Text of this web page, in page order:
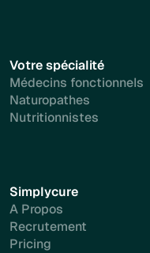
Votre spécialité
Médecins fonctionnels
Naturopathes
Nutritionnistes
Simplycure
A Propos
Recrutement
Pricing